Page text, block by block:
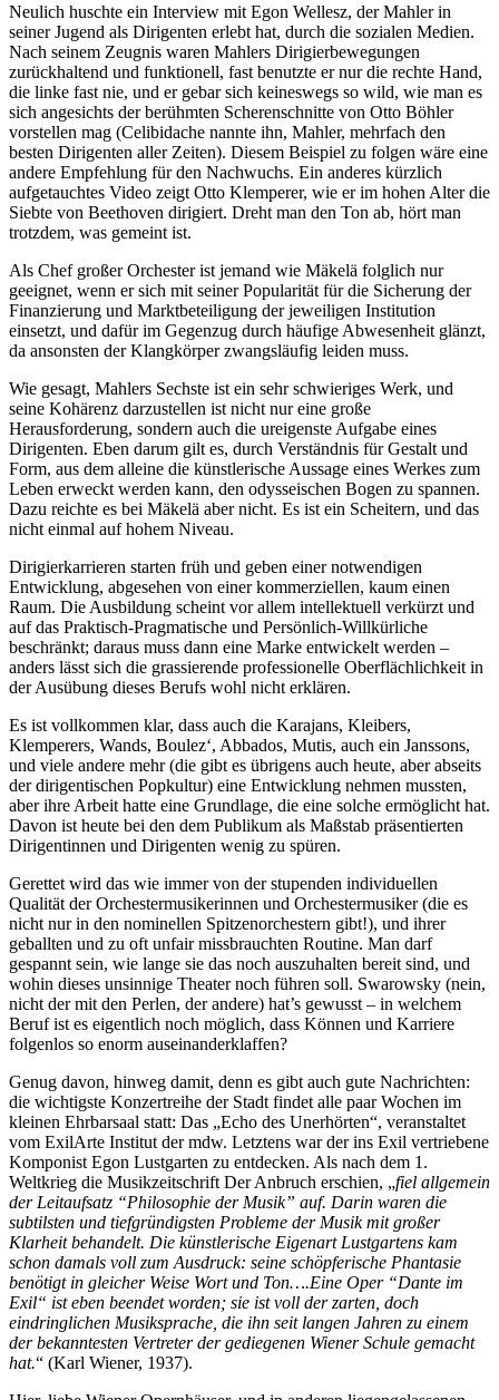
Neulich huschte ein Interview mit Egon Wellesz, der Mahler in
seiner Jugend als Dirigenten erlebt hat, durch die sozialen Medien.
Nach seinem Zeugnis waren Mahlers Dirigierbewegungen
zurückhaltend und funktionell, fast benutzte er nur die rechte Hand,
die linke fast nie, und er gebar sich keineswegs so wild, wie man es
sich angesichts der berühmten Scherenschnitte von Otto Böhler
vorstellen mag (Celibidache nannte ihn, Mahler, mehrfach den
besten Dirigenten aller Zeiten). Diesem Beispiel zu folgen wäre eine
andere Empfehlung für den Nachwuchs. Ein anderes kürzlich
aufgetauchtes Video zeigt Otto Klemperer, wie er im hohen Alter die
Siebte von Beethoven dirigiert. Dreht man den Ton ab, hört man
trotzdem, was gemeint ist.
Als Chef großer Orchester ist jemand wie Mäkelä folglich nur
geeignet, wenn er sich mit seiner Popularität für die Sicherung der
Finanzierung und Marktbeteiligung der jeweiligen Institution
einsetzt, und dafür im Gegenzug durch häufige Abwesenheit glänzt,
da ansonsten der Klangkörper zwangsläufig leiden muss.
Wie gesagt, Mahlers Sechste ist ein sehr schwieriges Werk, und
seine Kohärenz darzustellen ist nicht nur eine große
Herausforderung, sondern auch die ureigenste Aufgabe eines
Dirigenten. Eben darum gilt es, durch Verständnis für Gestalt und
Form, aus dem alleine die künstlerische Aussage eines Werkes zum
Leben erweckt werden kann, den odysseischen Bogen zu spannen.
Dazu reichte es bei Mäkelä aber nicht. Es ist ein Scheitern, und das
nicht einmal auf hohem Niveau.
Dirigierkarrieren starten früh und geben einer notwendigen
Entwicklung, abgesehen von einer kommerziellen, kaum einen
Raum. Die Ausbildung scheint vor allem intellektuell verkürzt und
auf das Praktisch-Pragmatische und Persönlich-Willkürliche
beschränkt; daraus muss dann eine Marke entwickelt werden –
anders lässt sich die grassierende professionelle Oberflächlichkeit in
der Ausübung dieses Berufs wohl nicht erklären.
Es ist vollkommen klar, dass auch die Karajans, Kleibers,
Klemperers, Wands, Boulez‘, Abbados, Mutis, auch ein Janssons,
und viele andere mehr (die gibt es übrigens auch heute, aber abseits
der dirigentischen Popkultur) eine Entwicklung nehmen mussten,
aber ihre Arbeit hatte eine Grundlage, die eine solche ermöglicht hat.
Davon ist heute bei den dem Publikum als Maßstab präsentierten
Dirigentinnen und Dirigenten wenig zu spüren.
Gerettet wird das wie immer von der stupenden individuellen
Qualität der Orchestermusikerinnen und Orchestermusiker (die es
nicht nur in den nominellen Spitzenorchestern gibt!), und ihrer
geballten und zu oft unfair missbrauchten Routine. Man darf
gespannt sein, wie lange sie das noch auszuhalten bereit sind, und
wohin dieses unsinnige Theater noch führen soll. Swarowsky (nein,
nicht der mit den Perlen, der andere) hat’s gewusst – in welchem
Beruf ist es eigentlich noch möglich, dass Können und Karriere
folgenlos so enorm auseinanderklaffen?
Genug davon, hinweg damit, denn es gibt auch gute Nachrichten:
die wichtigste Konzertreihe der Stadt findet alle paar Wochen im
kleinen Ehrbarsaal statt: Das „Echo des Unerhörten“, veranstaltet
vom ExilArte Institut der mdw. Letztens war der ins Exil vertriebene
Komponist Egon Lustgarten zu entdecken. Als nach dem 1.
Weltkrieg die Musikzeitschrift Der Anbruch erschien, „fiel allgemein
der Leitaufsatz “Philosophie der Musik” auf. Darin waren die
subtilsten und tiefgründigsten Probleme der Musik mit großer
Klarheit behandelt. Die künstlerische Eigenart Lustgartens kam
schon damals voll zum Ausdruck: seine schöpferische Phantasie
benötigt in gleicher Weise Wort und Ton….Eine Oper “Dante im
Exil“ ist eben beendet worden; sie ist voll der zarten, doch
eindringlichen Musiksprache, die ihn seit langen Jahren zu einem
der bekanntesten Vertreter der gediegenen Wiener Schule gemacht
hat.“ (Karl Wiener, 1937).